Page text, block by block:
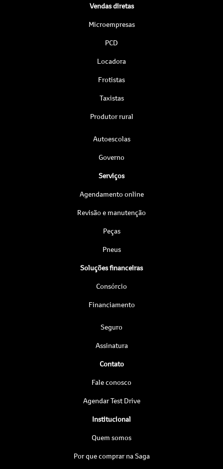
Vendas diretas
Microempresas
PCD
Locadora
Frotistas
Taxistas
Produtor rural
Autoescolas
Governo
Serviços
Agendamento online
Revisão e manutenção
Peças
Pneus
Soluções financeiras
Consórcio
Financiamento
Seguro
Assinatura
Contato
Fale conosco
Agendar Test Drive
Institucional
Quem somos
Por que comprar na Saga